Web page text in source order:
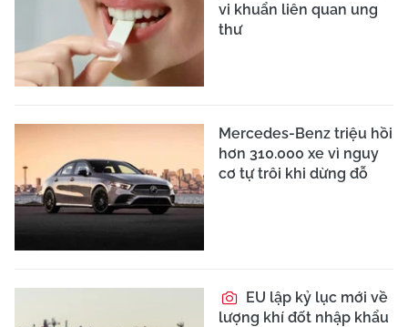
vi khuẩn liên quan ung
thư
Mercedes-Benz triệu hồi
hơn 310.000 xe vì nguy
cơ tự trôi khi dừng đỗ
EU lập kỷ lục mới về
lượng khí đốt nhập khẩu